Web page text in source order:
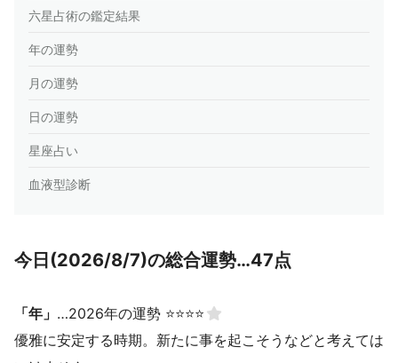
六星占術の鑑定結果
年の運勢
月の運勢
日の運勢
星座占い
血液型診断
今日(2026/8/7)の総合運勢…47点
「年」 …2026年の運勢 ⭐⭐⭐⭐
優雅に安定する時期。新たに事を起こそうなどと考えては